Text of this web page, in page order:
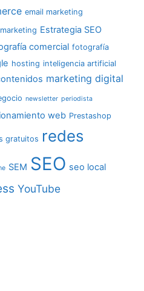
email marketing
Estrategia SEO
comercial fotografía
hosting inteligencia artificial
marketing digital
newsletter periodista
web Prestashop
gratuitos redes
SEM SEO seo local
YouTube